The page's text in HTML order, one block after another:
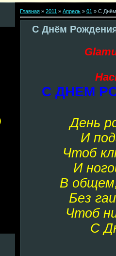
Главная » 2011 » Апрель » 01 » С
С Днём
С ДНЕМ
День
И
Чтоб
И
В
Без
Чтоб
С